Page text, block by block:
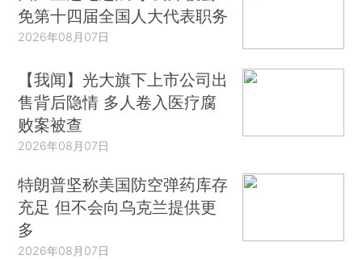
免第十四届全国人大代表职务
2026年08月07日
【我闻】光大旗下上市公司出
售背后隐情 多人卷入医疗腐
败案被查
2026年08月07日
特朗普坚称美国防空弹药库存
充足 但不会向乌克兰提供更
多
2026年08月07日